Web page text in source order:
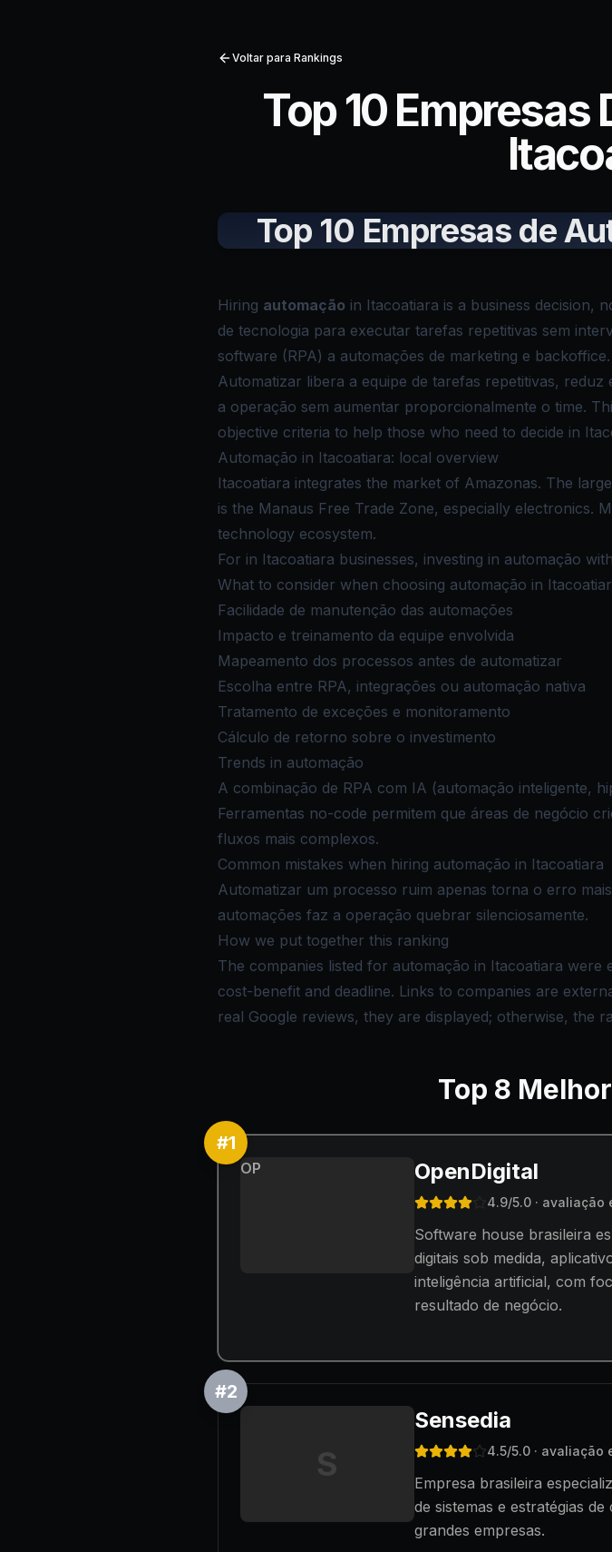
Voltar para Rankings
Top 10 Empresas
Top 10 Empresas de
Hiring automação in Itacoatiara is a business decision,
de tecnologia para executar tarefas repetitivas sem
software (RPA) a automações de marketing e
Automatizar libera a equipe de tarefas repetitivas,
a operação sem aumentar proporcionalmente o time.
objective criteria to help those who need to decide in
Automação in Itacoatiara: local overview
Itacoatiara integrates the market of Amazonas. The
is the Manaus Free Trade Zone, especially electronics.
technology ecosystem.
For in Itacoatiara businesses, investing in automação
What to consider when choosing automação in
Facilidade de manutenção das automações
Impacto e treinamento da equipe envolvida
Mapeamento dos processos antes de automatizar
Escolha entre RPA, integrações ou automação nativa
Tratamento de exceções e monitoramento
Cálculo de retorno sobre o investimento
Trends in automação
A combinação de RPA com IA (automação inteligente,
Ferramentas no-code permitem que áreas de negócio
fluxos mais complexos.
Common mistakes when hiring automação in Itacoatiara
Automatizar um processo ruim apenas torna o erro
automações faz a operação quebrar silenciosamente.
How we put together this ranking
The companies listed for automação in Itacoatiara
cost-benefit and deadline. Links to companies are
real Google reviews, they are displayed; otherwise, the
Top 8
#1
OP OpenDigital
4.9/5.0 · avaliação
Software house brasileira
digitais sob medida,
inteligência artificial, com
resultado de negócio.
#2
S
Sensedia
4.5/5.0 · avaliação
Empresa brasileira
de sistemas e estratégias
grandes empresas.